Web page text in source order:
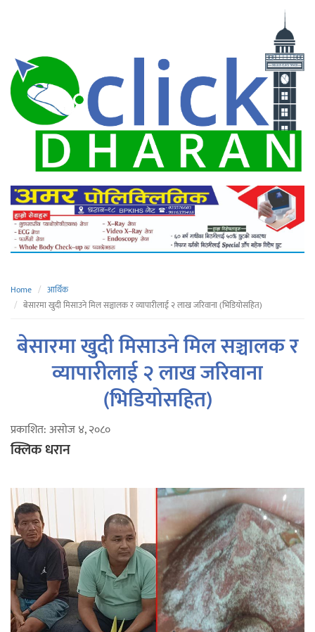
Home
आर्थिक
बेसारमा खुदी मिसाउने मिल सञ्चालक र व्यापारीलाई २ लाख जरिवाना (भिडियोसहित)
बेसारमा खुदी मिसाउने मिल सञ्चालक र
व्यापारीलाई २ लाख जरिवाना
(भिडियोसहित)
प्रकाशित: असोज ४, २०८०
क्लिक धरान